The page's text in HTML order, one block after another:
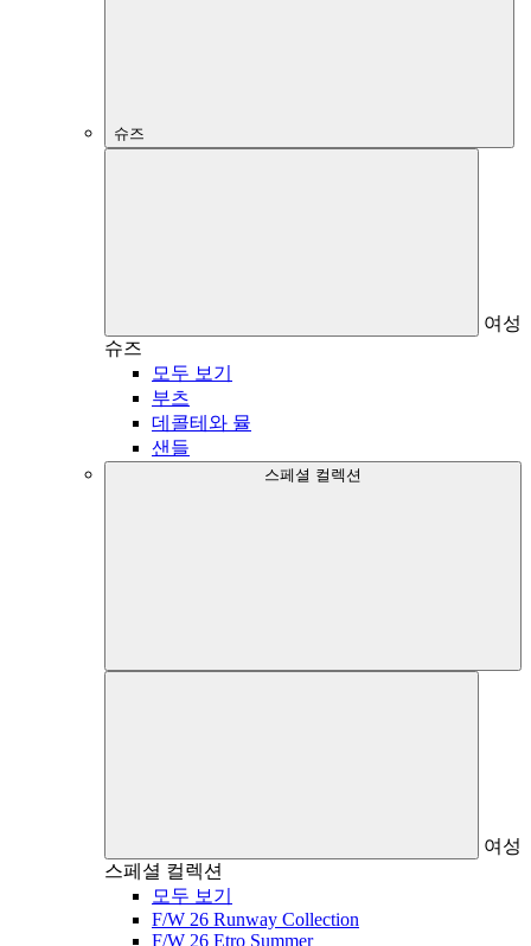
슈즈
여성
슈즈
모두 보기
부츠
데콜테와 뮬
샌들
스페셜 컬렉션
여성
스페셜 컬렉션
모두 보기
F/W 26 Runway Collection
F/W 26 Etro Summer